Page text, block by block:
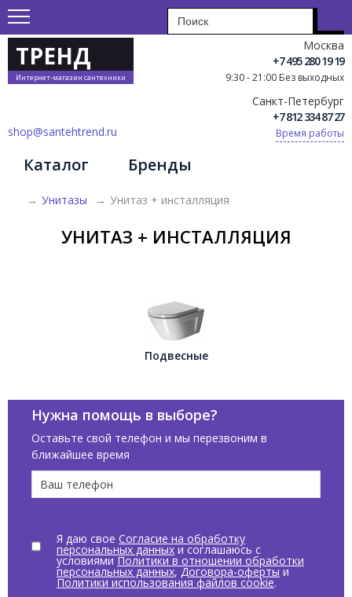
ТРЕНД
Интернет-магазин сантехники
Москва
+7 495 280 19 19
9:30 - 21:00 Без выходных
Санкт-Петербург
+7 812 334 87 27
Время работы
shop@santehtrend.ru
Каталог Бренды
→ Унитазы → Унитаз + инсталляция
УНИТАЗ + ИНСТАЛЛЯЦИЯ
Подвесные
Нужна помощь в выборе?
Оставьте свой телефон и мы перезвоним в
ближайшее время
Я даю свое Согласие на обработку
персональных данныхи соглашаюсь с
условиями Политики в отношении обработки
персональных данных, Договора-оферты и
Политики использования файлов cookie.